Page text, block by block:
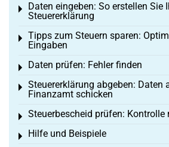
Daten eingeben: So erstellen Sie
Steuererklärung
Toggle menu
Tipps zum Steuern sparen:
Eingaben
Toggle menu
Daten prüfen: Fehler finden
Toggle menu
Steuererklärung abgeben: Daten
Finanzamt schicken
Toggle menu
Steuerbescheid prüfen: Kontrolle
Toggle menu
Hilfe und Beispiele
Toggle menu